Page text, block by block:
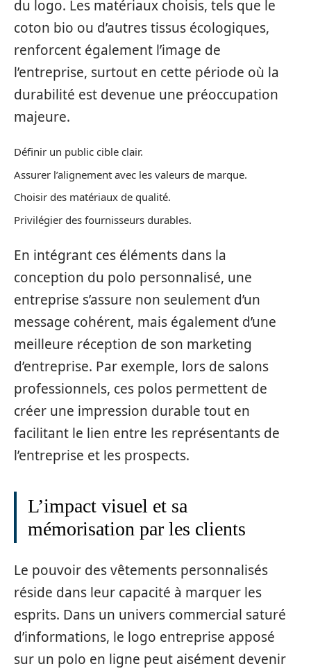
du logo. Les matériaux choisis, tels que le
coton bio ou d’autres tissus écologiques,
renforcent également l’image de
l’entreprise, surtout en cette période où la
durabilité est devenue une préoccupation
majeure.
Définir un public cible clair.
Assurer l’alignement avec les valeurs de marque.
Choisir des matériaux de qualité.
Privilégier des fournisseurs durables.
En intégrant ces éléments dans la
conception du polo personnalisé, une
entreprise s’assure non seulement d’un
message cohérent, mais également d’une
meilleure réception de son marketing
d’entreprise. Par exemple, lors de salons
professionnels, ces polos permettent de
créer une impression durable tout en
facilitant le lien entre les représentants de
l’entreprise et les prospects.
L’impact visuel et sa
mémorisation par les clients
Le pouvoir des vêtements personnalisés
réside dans leur capacité à marquer les
esprits. Dans un univers commercial saturé
d’informations, le logo entreprise apposé
sur un polo en ligne peut aisément devenir